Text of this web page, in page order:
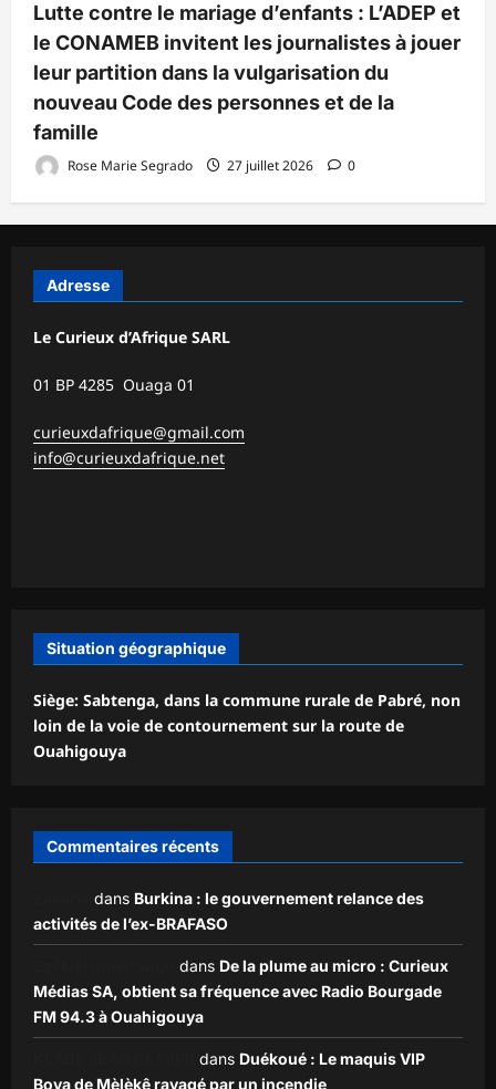
Lutte contre le mariage d’enfants : L’ADEP et
le CONAMEB invitent les journalistes à jouer
leur partition dans la vulgarisation du
nouveau Code des personnes et de la
famille
Rose Marie Segrado 27 juillet 2026 0
Adresse
Le Curieux d’Afrique SARL
01 BP 4285 Ouaga 01
curieuxdafrique@gmail.com
info@curieuxdafrique.net
Situation géographique
Siège: Sabtenga, dans la commune rurale de Pabré, non
loin de la voie de contournement sur la route de
Ouahigouya
Commentaires récents
dans Burkina : le gouvernement relance des
activités de l’ex-BRAFASO
dans De la plume au micro : Curieux
Médias SA, obtient sa fréquence avec Radio Bourgade
FM 94.3 à Ouahigouya
dans Duékoué : Le maquis VIP
Boya de Mèlèkê ravagé par un incendie